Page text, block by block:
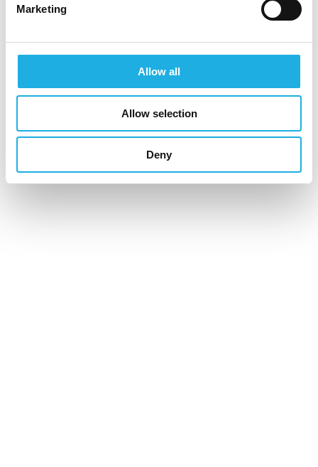
Marketing
Allow all
Allow selection
Deny
TOIMIALAT
Industrial & Construction
Information & Communications Technology